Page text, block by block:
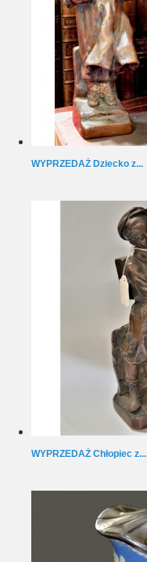
WYPRZEDAŻ Dziecko z...
WYPRZEDAŻ Chłopiec z...